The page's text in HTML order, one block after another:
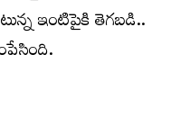
ఇంటిపైకి తెగబడి..